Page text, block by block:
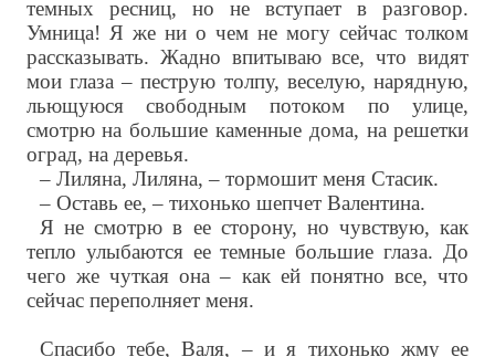
темных ресниц, но не вступает в разговор.
Умница! Я же ни о чем не могу сейчас толком
рассказывать. Жадно впитываю все, что видят
мои глаза – пеструю толпу, веселую, нарядную,
льющуюся свободным потоком по улице,
смотрю на большие каменные дома, на решетки
оград, на деревья.
– Лиляна, Лиляна, – тормошит меня Стасик.
– Оставь ее, – тихонько шепчет Валентина.
Я не смотрю в ее сторону, но чувствую, как
тепло улыбаются ее темные большие глаза. До
чего же чуткая она – как ей понятно все, что
сейчас переполняет меня.
Спасибо тебе, Валя, – и я тихонько жму ее